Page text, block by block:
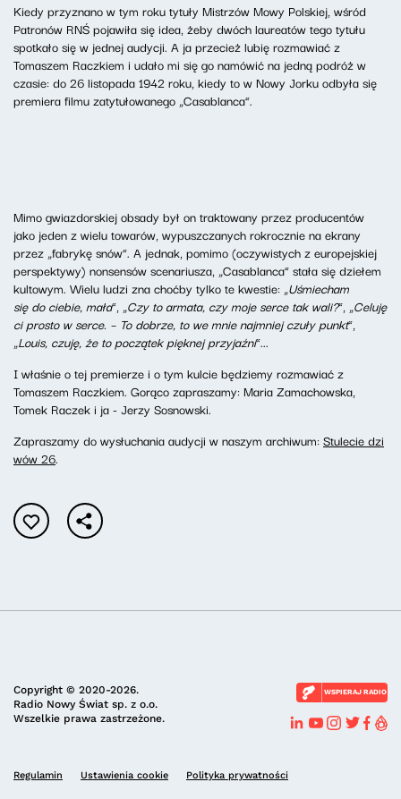
Kiedy przyznano w tym roku tytuły Mistrzów Mowy Polskiej, wśród
Patronów RNŚ pojawiła się idea, żeby dwóch laureatów tego tytułu
spotkało się w jednej audycji. A ja przecież lubię rozmawiać z
Tomaszem Raczkiem i udało mi się go namówić na jedną podróż w
czasie: do 26 listopada 1942 roku, kiedy to w Nowy Jorku odbyła się
premiera filmu zatytułowanego „Casablanca”.
Mimo gwiazdorskiej obsady był on traktowany przez producentów
jako jeden z wielu towarów, wypuszczanych rokrocznie na ekrany
przez „fabrykę snów”. A jednak, pomimo (oczywistych z europejskiej
perspektywy) nonsensów scenariusza, „Casablanca” stała się dziełem
kultowym. Wielu ludzi zna choćby tylko te kwestie: „Uśmiecham
się do ciebie, mała”, „Czy to armata, czy moje serce tak wali?”, „Celuję
ci prosto w serce. – To dobrze, to we mnie najmniej czuły punkt”,
„Louis, czuję, że to początek pięknej przyjaźni”...
I właśnie o tej premierze i o tym kulcie będziemy rozmawiać z
Tomaszem Raczkiem. Gorąco zapraszamy: Maria Zamachowska,
Tomek Raczek i ja - Jerzy Sosnowski.
Zapraszamy do wysłuchania audycji w naszym archiwum:Stulecie dzi
wów 26.
Copyright © 2020-2026.
Radio Nowy Świat sp. z o.o.
Wszelkie prawa zastrzeżone.
WSPIERAJ RADIO
Regulamin Ustawienia cookie Polityka prywatności